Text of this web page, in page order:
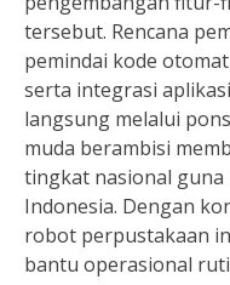
tersebut. Rencana
pemindai kode
serta integrasi
langsung melalui
muda berambisi
tingkat nasional guna
Indonesia. Dengan
robot perpustakaan
bantu operasional